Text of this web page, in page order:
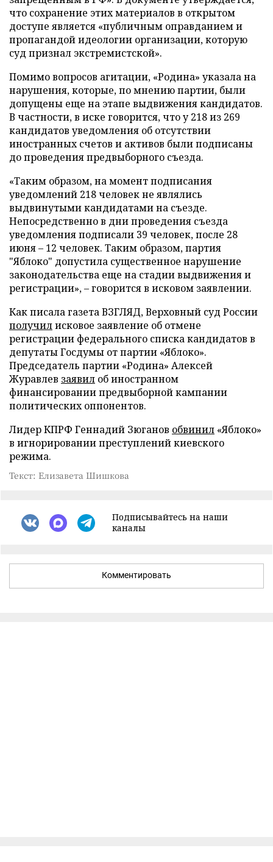
что сохранение этих материалов в открытом
доступе является «публичным оправданием и
пропагандой идеологии организации, которую
суд признал экстремистской».
Помимо вопросов агитации, «Родина» указала на
нарушения, которые, по мнению партии, были
допущены еще на этапе выдвижения кандидатов.
В частности, в иске говорится, что у 218 из 269
кандидатов уведомления об отсутствии
иностранных счетов и активов были подписаны
до проведения предвыборного съезда.
«Таким образом, на момент подписания
уведомлений 218 человек не являлись
выдвинутыми кандидатами на съезде.
Непосредственно в дни проведения съезда
уведомления подписали 39 человек, после 28
июня – 12 человек. Таким образом, партия
"Яблоко" допустила существенное нарушение
законодательства еще на стадии выдвижения и
регистрации», – говорится в исковом заявлении.
Как писала газета ВЗГЛЯД, Верховный суд России
получилисковое заявление об отмене
регистрации федерального списка кандидатов в
депутаты Госдумы от партии «Яблоко».
Председатель партии «Родина» Алексей
Журавлев заявил об иностранном
финансировании предвыборной кампании
политических оппонентов.
Лидер КПРФ Геннадий Зюганов обвинил «Яблоко»
в игнорировании преступлений киевского
режима.
Текст: Елизавета Шишкова
Подписывайтесь на наши
каналы
Комментировать